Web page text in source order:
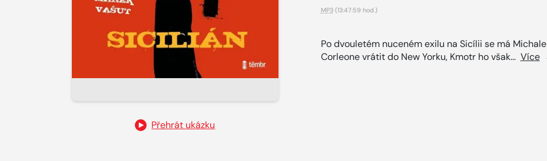
Přehrát ukázku
MP3(13:47:59 hod.)
Po dvouletém nuceném exilu na Sicílii se má Michale
Corleone vrátit do New Yorku, Kmotr ho však... Více